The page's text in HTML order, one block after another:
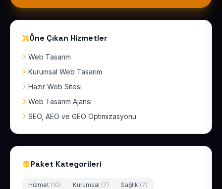
Öne Çıkan Hizmetler
Web Tasarım
Kurumsal Web Tasarım
Hazır Web Sitesi
Web Tasarım Ajansı
SEO, AEO ve GEO Optimizasyonu
Paket Kategorileri
Hizmet (10) Kurumsal (7) Sağlık (7)